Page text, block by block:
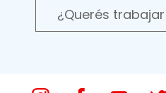
¿Querés